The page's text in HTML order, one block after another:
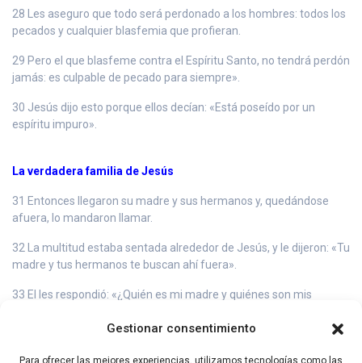
Gestionar consentimiento
Para ofrecer las mejores experiencias, utilizamos tecnologías como las
28 Les aseguro que todo será perdonado a los hombres: todos los
pecados y cualquier blasfemia que profieran.
29 Pero el que blasfeme contra el Espíritu Santo, no tendrá perdón
jamás: es culpable de pecado para siempre».
30 Jesús dijo esto porque ellos decían: «Está poseído por un
espíritu impuro».
La verdadera familia de Jesús
31 Entonces llegaron su madre y sus hermanos y, quedándose
afuera, lo mandaron llamar.
32 La multitud estaba sentada alrededor de Jesús, y le dijeron: «Tu
madre y tus hermanos te buscan ahí fuera».
33 El les respondió: «¿Quién es mi madre y quiénes son mis
alrededor de él, dijo: «Estos son mi madre y mis hermanos.